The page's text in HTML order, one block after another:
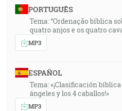
PORTUGUÊS
Tema: “Ordenação bíblica
quatro anjos e os quatro
MP3
ESPAÑOL
Tema: «¡Clasificación
ángeles y los 4 caballos!»
MP3